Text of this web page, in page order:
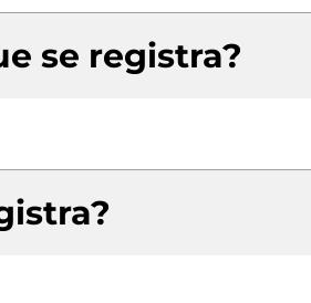
se registra?